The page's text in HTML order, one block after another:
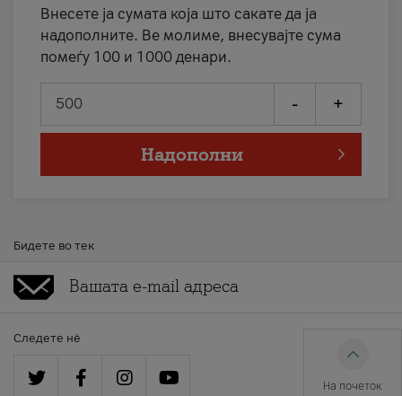
Внесете ја сумата која што сакате да ја
надополните. Ве молиме, внесувајте сума
помеѓу 100 и 1000 денари.
- +
Надополни
Бидете во тек
Следете нè
На почеток